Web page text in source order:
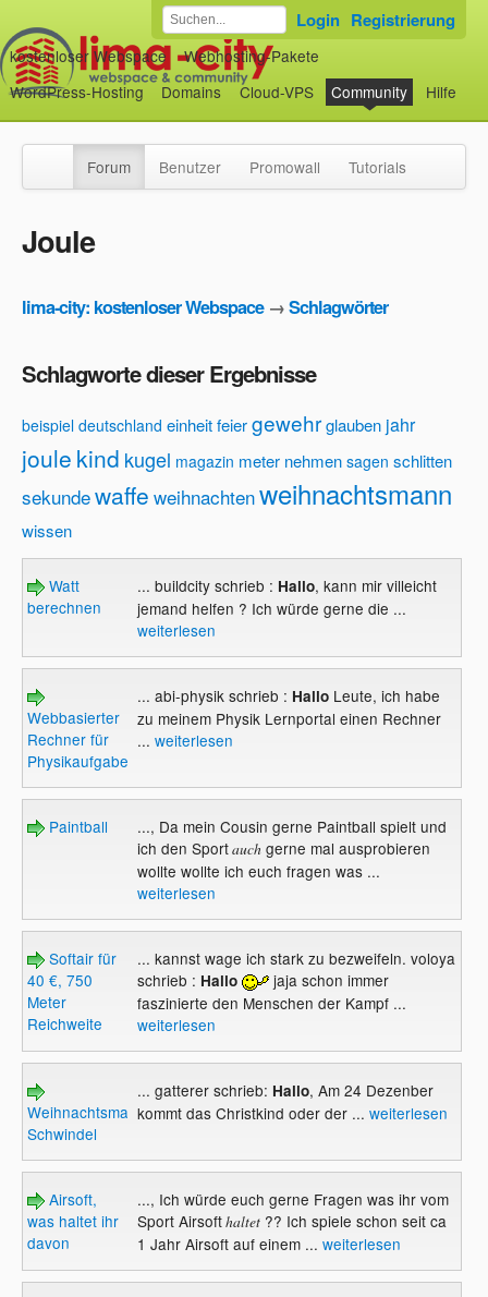
kostenloser Webspace
Webhosting-Pakete
WordPress-Hosting
Domains Cloud-VPS Community Hilfe
Login Registrierung
Forum Benutzer Promowall Tutorials
Joule
lima-city: kostenloser Webspace→Schlagwörter
Schlagworte dieser Ergebnisse
beispiel deutschland einheitfeiergewehrglauben jahr
joule kind kugel magazin meter nehmen sagen schlitten
sekundewaffe weihnachtenweihnachtsmann
wissen
Watt
berechnen
... buildcity schrieb : Hallo, kann mir villeicht
jemand helfen ? Ich würde gerne die ...
weiterlesen
Webbasierter
Rechner für
Physikaufgaben
... abi-physik schrieb : HalloLeute, ich habe
zu meinem Physik Lernportal einen Rechner
... weiterlesen
Paintball
..., Da mein Cousin gerne Paintball spielt und
ich den Sportauchgerne mal ausprobieren
wollte wollte ich euch fragen was ...
weiterlesen
Softair für
40 €, 750
Meter
Reichweite
... kannst wage ich stark zu bezweifeln. voloya
schrieb : Hallo
jaja schon immer
faszinierte den Menschen der Kampf ...
weiterlesen
Weihnachtsmann
Schwindel
... gatterer schrieb: Hallo, Am 24 Dezenber
kommt das Christkind oder der ... weiterlesen
Airsoft,
was haltet ihr
davon
..., Ich würde euch gerne Fragen was ihr vom
Sport Airsofthaltet?? Ich spiele schon seit ca
1 Jahr Airsoft auf einem ... weiterlesen